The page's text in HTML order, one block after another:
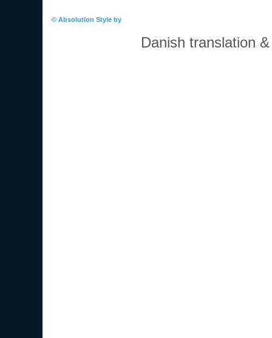
© Absolution Style by
Danish translation